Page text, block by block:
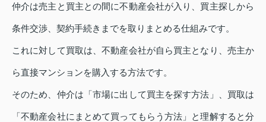
仲介は売主と買主との間に不動産会社が入り、買主探しから
条件交渉、契約手続きまでを取りまとめる仕組みです。
これに対して買取は、不動産会社が自ら買主となり、売主か
ら直接マンションを購入する方法です。
そのため、仲介は「市場に出して買主を探す方法」、買取は
「不動産会社にまとめて買ってもらう方法」と理解すると分